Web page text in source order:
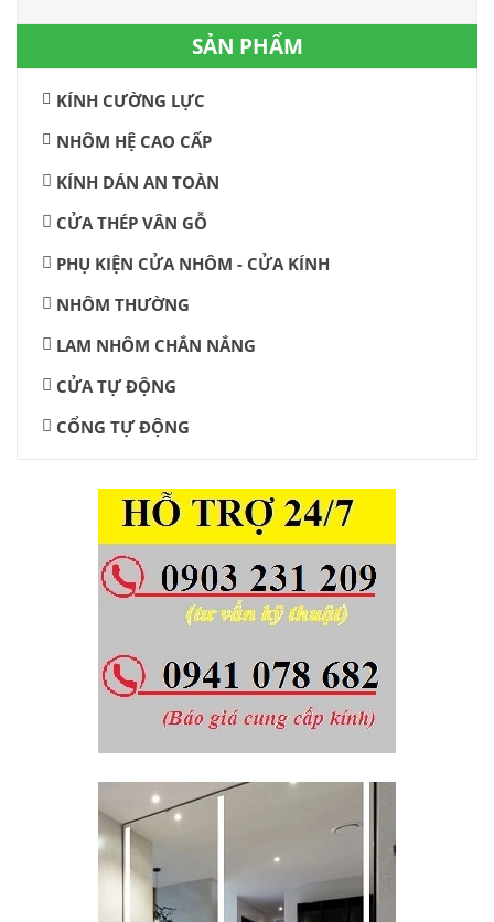
SẢN PHẨM
KÍNH CƯỜNG LỰC
NHÔM HỆ CAO CẤP
KÍNH DÁN AN TOÀN
CỬA THÉP VÂN GỖ
PHỤ KIỆN CỬA NHÔM - CỬA KÍNH
NHÔM THƯỜNG
LAM NHÔM CHẮN NẮNG
CỬA TỰ ĐỘNG
CỔNG TỰ ĐỘNG